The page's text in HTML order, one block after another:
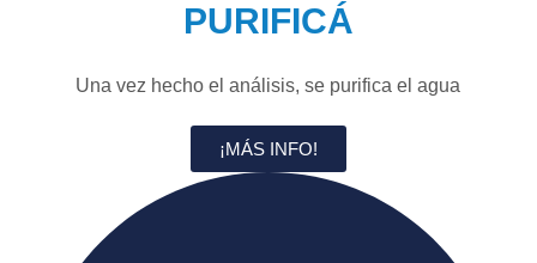
PURIFICÁ
Una vez hecho el análisis, se purifica el agua
¡MÁS INFO!